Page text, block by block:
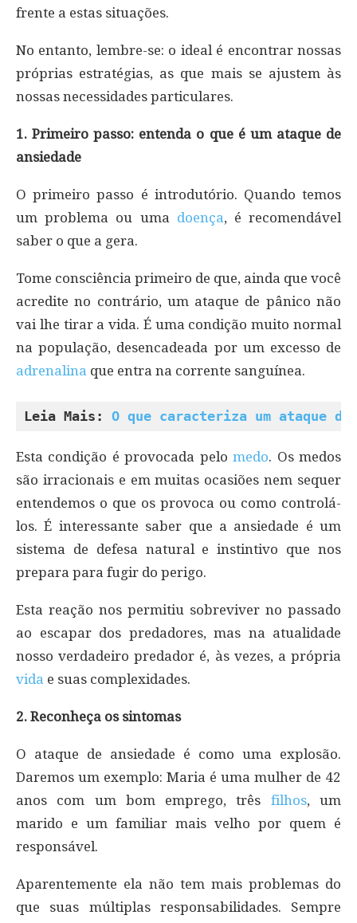
frente a estas situações.
No entanto, lembre-se: o ideal é encontrar nossas
próprias estratégias, as que mais se ajustem às
nossas necessidades particulares.
1. Primeiro passo: entenda o que é um ataque de
ansiedade
O primeiro passo é introdutório. Quando temos
um problema ou uma doença, é recomendável
saber o que a gera.
Tome consciência primeiro de que, ainda que você
acredite no contrário, um ataque de pânico não
vai lhe tirar a vida. É uma condição muito normal
na população, desencadeada por um excesso de
adrenalina que entra na corrente sanguínea.
Leia Mais: O que caracteriza um ataque
Esta condição é provocada pelomedo. Os medos
são irracionais e em muitas ocasiões nem sequer
entendemos o que os provoca ou como controlá-
los. É interessante saber que a ansiedade é um
sistema de defesa natural e instintivo que nos
prepara para fugir do perigo.
Esta reação nos permitiu sobreviver no passado
ao escapar dos predadores, mas na atualidade
nosso verdadeiro predador é, às vezes, a própria
vida e suas complexidades.
2. Reconheça os sintomas
O ataque de ansiedade é como uma explosão.
Daremos um exemplo: Maria é uma mulher de 42
anos com um bom emprego, três filhos, um
marido e um familiar mais velho por quem é
responsável.
Aparentemente ela não tem mais problemas do
que suas múltiplas responsabilidades. Sempre